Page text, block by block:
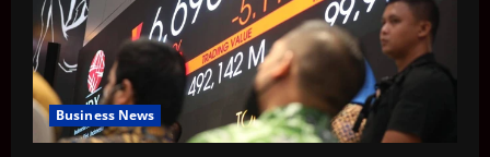
Business News